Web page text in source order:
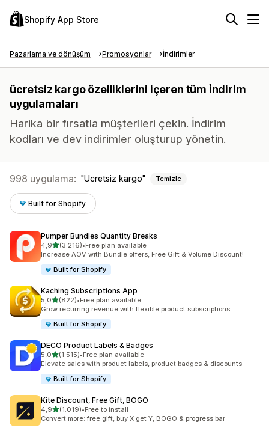
Shopify App Store
Pazarlama ve dönüşüm Promosyonlar İndirimler
ücretsiz kargo özelliklerini içeren tüm i̇ndirim
uygulamaları
Harika bir fırsatla müşterileri çekin. İndirim
kodları ve dev indirimler oluşturup yönetin.
998 uygulama: Ücretsiz kargo Temizle
Built for Shopify
Pumper Bundles Quantity Breaks
4,95 yıldız üzerinden
(3.216)
toplam 3216 değerlendirme
•Free plan available
Increase AOV with Bundle offers, Free Gift & Volume Discount!
Built for Shopify
Kaching Subscriptions App
5,05 yıldız üzerinden
(822)
toplam 822 değerlendirme
•Free plan available
Grow recurring revenue with flexible product subscriptions
Built for Shopify
DECO Product Labels & Badges
5,05 yıldız üzerinden
(1.515)
toplam 1515 değerlendirme
•Free plan available
Elevate sales with product labels, product badges & discounts
Built for Shopify
Kite Discount, Free Gift, BOGO
4,95 yıldız üzerinden
(1.019)
toplam 1019 değerlendirme
•Free to install
Convert more: free gift, buy X get Y, BOGO & progress bar